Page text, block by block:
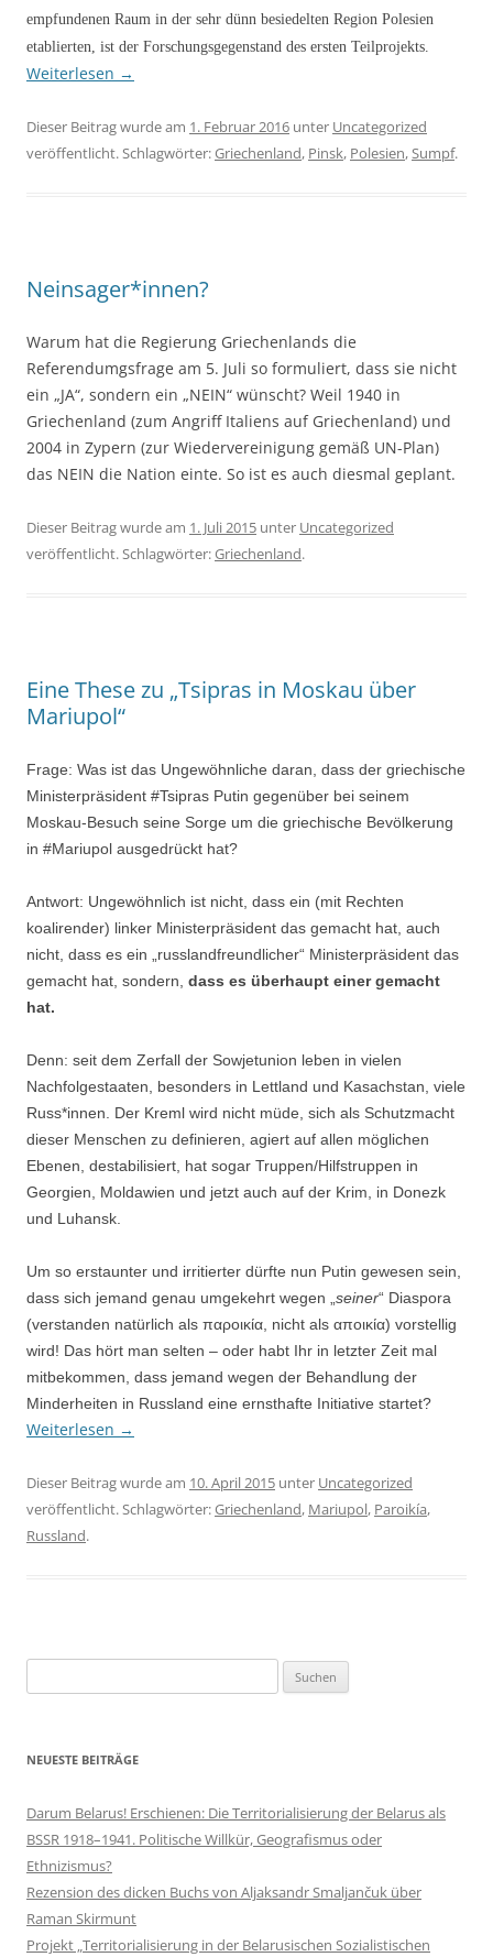
empfundenen Raum in der sehr dünn besiedelten Region Polesien
etablierten, ist der Forschungsgegenstand des ersten Teilprojekts.
Weiterlesen →
Dieser Beitrag wurde am 1. Februar 2016 unter Uncategorized
veröffentlicht. Schlagwörter:Griechenland, Pinsk, Polesien,Sumpf.
Neinsager*innen?
Warum hat die Regierung Griechenlands die
Referendumgsfrage am 5. Juli so formuliert, dass sie nicht
ein „JA“, sondern ein „NEIN“ wünscht? Weil 1940 in
Griechenland (zum Angriff Italiens auf Griechenland) und
2004 in Zypern (zur Wiedervereinigung gemäß UN-Plan)
das NEIN die Nation einte. So ist es auch diesmal geplant.
Dieser Beitrag wurde am 1. Juli 2015 unter Uncategorized
veröffentlicht. Schlagwörter:Griechenland.
Eine These zu „Tsipras in Moskau über
Mariupol“
Frage: Was ist das Ungewöhnliche daran, dass der griechische
Ministerpräsident #Tsipras Putin gegenüber bei seinem
Moskau-Besuch seine Sorge um die griechische Bevölkerung
in #Mariupol ausgedrückt hat?
Antwort: Ungewöhnlich ist nicht, dass ein (mit Rechten
koalirender) linker Ministerpräsident das gemacht hat, auch
nicht, dass es ein „russlandfreundlicher“ Ministerpräsident das
gemacht hat, sondern, dass es überhaupt einer gemacht
hat.
Denn: seit dem Zerfall der Sowjetunion leben in vielen
Nachfolgestaaten, besonders in Lettland und Kasachstan, viele
Russ*innen. Der Kreml wird nicht müde, sich als Schutzmacht
dieser Menschen zu definieren, agiert auf allen möglichen
Ebenen, destabilisiert, hat sogar Truppen/Hilfstruppen in
Georgien, Moldawien und jetzt auch auf der Krim, in Donezk
und Luhansk.
Um so erstaunter und irritierter dürfte nun Putin gewesen sein,
dass sich jemand genau umgekehrt wegen „ seiner“ Diaspora
(verstanden natürlich als παροικία, nicht als αποικία) vorstellig
wird! Das hört man selten – oder habt Ihr in letzter Zeit mal
mitbekommen, dass jemand wegen der Behandlung der
Minderheiten in Russland eine ernsthafte Initiative startet?
Weiterlesen →
Dieser Beitrag wurde am 10. April 2015 unter Uncategorized
veröffentlicht. Schlagwörter:Griechenland, Mariupol, Paroikía,
Russland.
nach:
NEUESTE BEITRÄGE
Darum Belarus! Erschienen: Die Territorialisierung der Belarus als
BSSR 1918–1941. Politische Willkür, Geografismus oder
Ethnizismus?
Rezension des dicken Buchs von Aljaksandr Smaljančuk über
Raman Skirmunt
Projekt „Territorialisierung in der Belarusischen Sozialistischen